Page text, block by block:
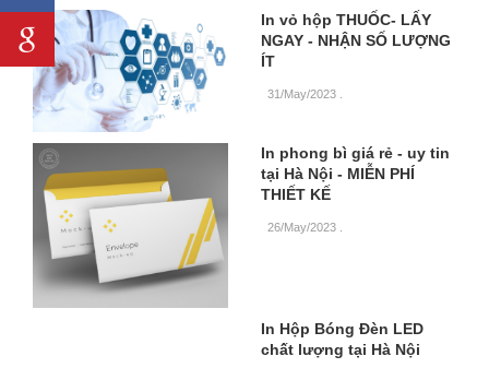
In vỏ hộp THUỐC- LẤY
NGAY - NHẬN SỐ LƯỢNG
ÍT
31/May/2023
In phong bì giá rẻ - uy tin
tại Hà Nội - MIỄN PHÍ
THIẾT KẾ
26/May/2023
In Hộp Bóng Đèn LED
chất lượng tại Hà Nội